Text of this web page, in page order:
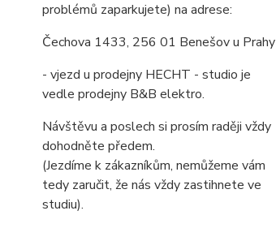
problémů zaparkujete) na adrese:
Čechova 1433, 256 01 Benešov u Prahy
- vjezd u prodejny HECHT - studio je
vedle prodejny B&B elektro.
Návštěvu a poslech si prosím raději vždy
dohodněte předem.
(Jezdíme k zákazníkům, nemůžeme vám
tedy zaručit, že nás vždy zastihnete ve
studiu).